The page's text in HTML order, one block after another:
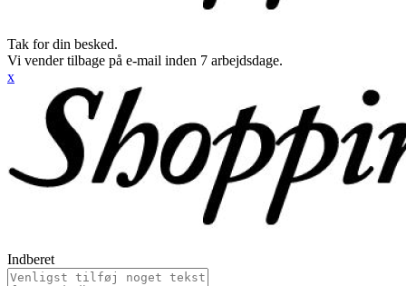
Tak for din besked.
Vi vender tilbage på e-mail inden 7 arbejdsdage.
x
Indberet